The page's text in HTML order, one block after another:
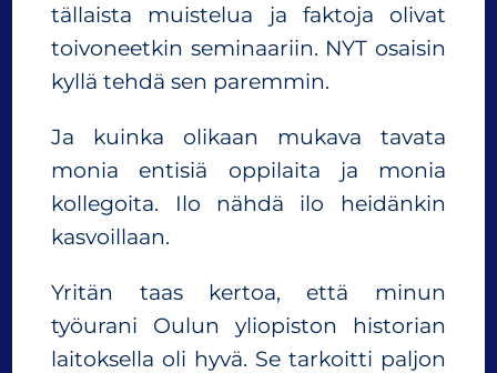
tällaista muistelua ja faktoja olivat
toivoneetkin seminaariin. NYT osaisin
kyllä tehdä sen paremmin.
Ja kuinka olikaan mukava tavata
monia entisiä oppilaita ja monia
kollegoita. Ilo nähdä ilo heidänkin
kasvoillaan.
Yritän taas kertoa, että minun
työurani Oulun yliopiston historian
laitoksella oli hyvä. Se tarkoitti paljon